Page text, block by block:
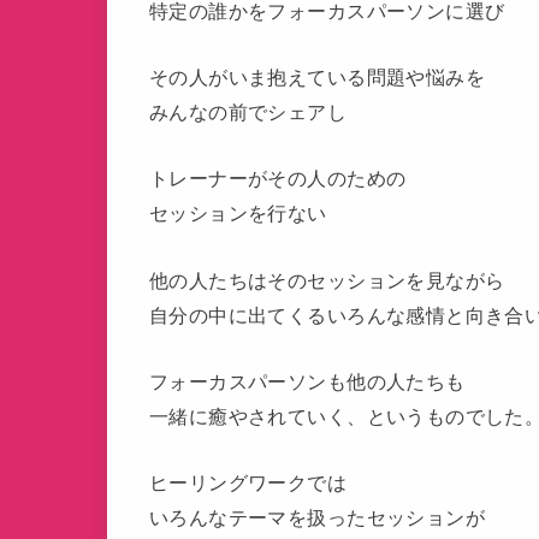
特定の誰かをフォーカスパーソンに選び
その人がいま抱えている問題や悩みを
みんなの前でシェアし
トレーナーがその人のための
セッションを行ない
他の人たちはそのセッションを見ながら
自分の中に出てくるいろんな感情と向き合
フォーカスパーソンも他の人たちも
一緒に癒やされていく、というものでした
ヒーリングワークでは
いろんなテーマを扱ったセッションが